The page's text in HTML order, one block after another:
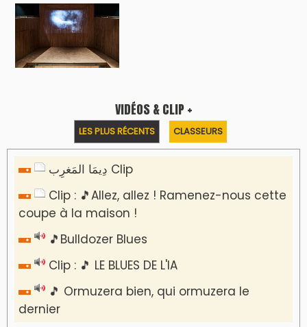
VIDÉOS & CLIP +
LES PLUS RÉCENTS CLASSEURS
دِيمَا المَغرِب Clip
Clip : 🎵Allez, allez ! Ramenez-nous cette
coupe à la maison !
🎵Bulldozer Blues
Clip : 🎵 LE BLUES DE L'IA
🎵 Ormuzera bien, qui ormuzera le
dernier